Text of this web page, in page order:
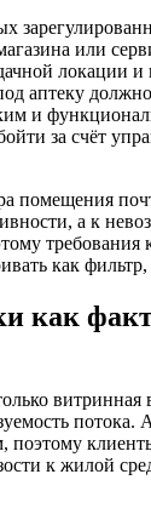
или
локации
аптеку должно
и
за счёт
помещения
а к
как
как
витринная
потока.
поэтому
к жилой